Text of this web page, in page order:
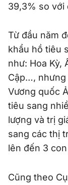
39,3% so với
Từ đầu năm
khẩu hồ tiêu
như: Hoa Kỳ,
Cập…, nhưng
Vương quốc
tiêu sang
lượng và trị
sang các thị
lên đến 3
Cũng theo